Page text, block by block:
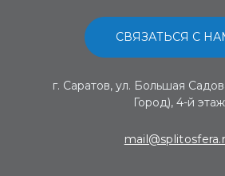
СВЯЗАТЬСЯ С
г. Саратов, ул. Большая
Город), 4-й этаж